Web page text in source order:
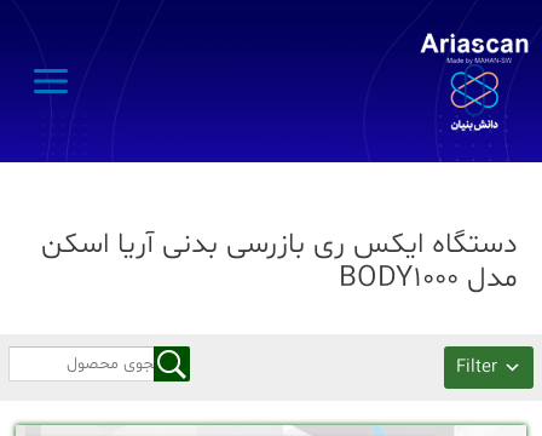
Main
دستگاه ایکس ری بازرسی بدنی آریا اسکن
مدل BODY1000
Filter